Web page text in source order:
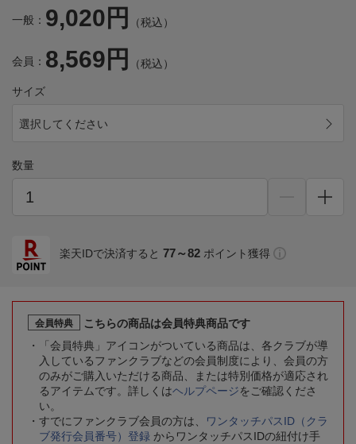
一般： 9,020円 （税込）
会員： 8,569円 （税込）
サイズ
選択してください
数量
楽天IDで決済すると 77～82 ポイント獲得
会員特典
こちらの商品は会員特典商品です
「会員特典」アイコンがついている商品は、各クラブが導
入しているファンクラブなどの会員制度により、会員の方
のみがご購入いただける商品、または特別価格が適応され
るアイテムです。詳しくはヘルプページをご確認くださ
い。
すでにファンクラブ会員の方は、
ワンタッチパスID（クラ
ブ発行会員番号）登録 からワンタッチパスIDの紐付け手